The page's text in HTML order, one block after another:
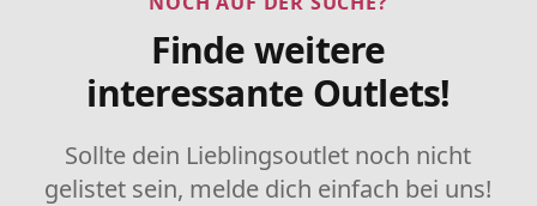
Finde weitere
interessante Outlets!
Sollte dein Lieblingsoutlet noch nicht
gelistet sein, melde dich einfach bei uns!